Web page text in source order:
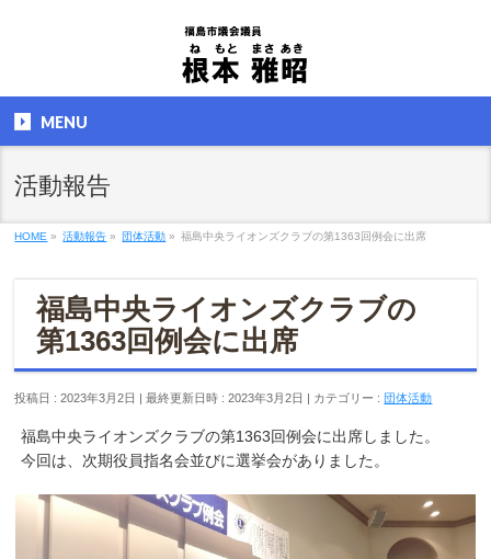
MENU
活動報告
HOME » 活動報告 » 団体活動 » 福島中央ライオンズクラブの第1363回例会に出席
福島中央ライオンズクラブの
第1363回例会に出席
投稿日 : 2023年3月2日 最終更新日時 : 2023年3月2日 カテゴリー : 団体活動
福島中央ライオンズクラブの第1363回例会に出席しました。
今回は、次期役員指名会並びに選挙会がありました。